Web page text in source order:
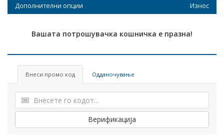
Дополнителни опции Износ
Вашата потрошувачка кошничка е празна!
Внеси промо код Одданочување
Верификација